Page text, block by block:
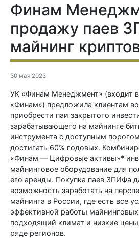
Финам
продажу паев
майнинг
30 мая 2023
УК «Финам Менеджмент» (входит
«Финам») предложила клиентам
приобрести паи закрытого
зарабатывающего на майнинге
инструмента с доступным
достигать 60% годовых.
«Финам — Цифровые активы»*
майнинговое оборудование для
его аренды. Покупка паев ЗПИФа
возможность заработать на
майнинга в России, где есть все
эффективной работы
подходящий климат и низкие
ряде регионов.